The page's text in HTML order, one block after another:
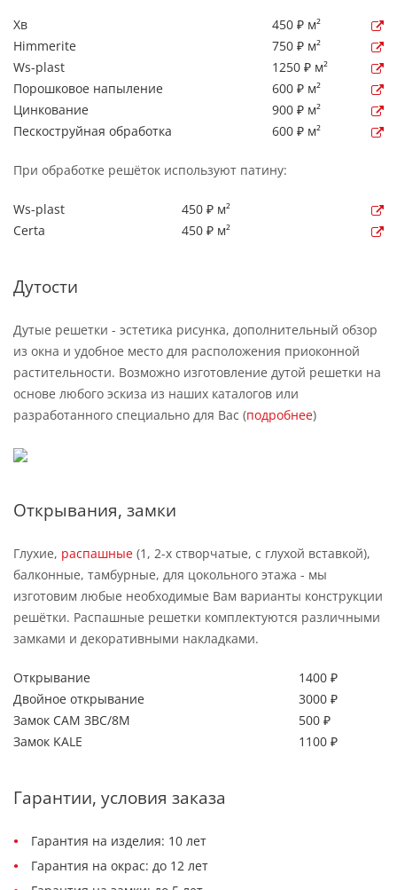
Хв
450 ₽ м²
Himmerite
750 ₽ м²
Ws-plast
1250 ₽ м²
Порошковое напыление
600 ₽ м²
Цинкование
900 ₽ м²
Пескоструйная обработка
600 ₽ м²
При обработке решёток используют патину:
Ws-plast
450 ₽ м²
Certa
450 ₽ м²
Дутости
Дутые решетки - эстетика рисунка, дополнительный обзор
из окна и удобное место для расположения приоконной
растительности. Возможно изготовление дутой решетки на
основе любого эскиза из наших каталогов или
разработанного специально для Вас (подробнее)
Открывания, замки
Глухие, распашные (1, 2-х створчатые, с глухой вставкой),
балконные, тамбурные, для цокольного этажа - мы
изготовим любые необходимые Вам варианты конструкции
решётки. Распашные решетки комплектуются различными
замками и декоративными накладками.
Открывание
1400 ₽
Двойное открывание
3000 ₽
Замок САМ ЗВС/8М
500 ₽
Замок KALE
1100 ₽
Гарантии, условия заказа
Гарантия на изделия: 10 лет
Гарантия на окрас: до 12 лет